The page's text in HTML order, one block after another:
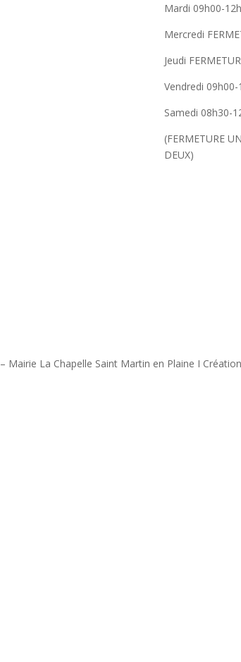
Mardi 09h00-
Mercredi
Jeudi
Vendredi
Samedi 08h30-
(FERMETURE
DEUX)
Mairie La Chapelle Saint Martin en Plaine I